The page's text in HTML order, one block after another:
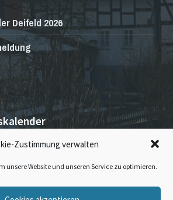
Zustimmung verwalten
unsere Website und unseren Service zu optimieren.
Deifeld 2026
und Gottesdienste
Instagram